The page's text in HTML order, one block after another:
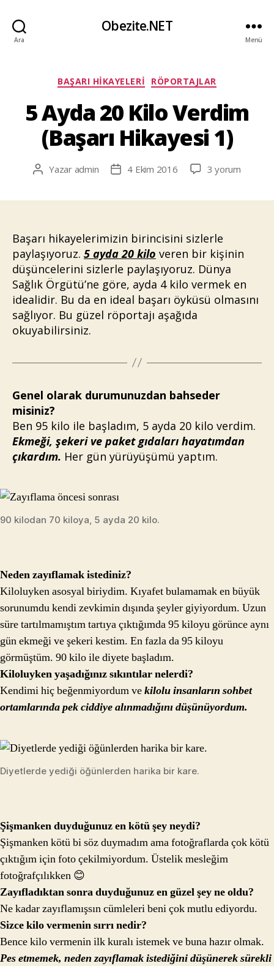
Ara
Obezite.NET
Menü
Kategoriler
BAŞARI HIKAYELERI RÖPORTAJLAR
5 Ayda 20 Kilo Verdim
(Başarı Hikayesi 1)
Yazının
Yazar admin
Yazı4 Ekim 2016
5
(Başarı
Hikayesi
1)
için
3 yorum
Başarı hikayelerimizin birincisini sizlerle
paylaşıyoruz. 5 ayda 20 kilo veren bir kişinin
düşüncelerini sizlerle paylaşıyoruz. Dünya
Sağlık Örgütü’ne göre, ayda 4 kilo vermek en
idealidir. Bu da en ideal başarı öyküsü olmasını
sağlıyor. Bu güzel röportajı aşağıda
okuyabilirsiniz.
Genel olarak durumunuzdan bahseder
misiniz?
Ben 95 kilo ile başladım, 5 ayda 20 kilo verdim.
Ekmeği, şekeri ve paket gıdaları hayatımdan
çıkardım. Her gün yürüyüşümü yaptım.
90 kilodan 70 kiloya, 5 ayda 20 kilo.
Neden zayıflamak istediniz?
Kiloluyken asosyal biriydim. Kıyafet bulamamak en büyük
sorunumdu kendi zevkimin dışında şeyler giyiyordum. Uzun
süre tartılmamıştım tartıya çıktığımda 95 kiloyu görünce aynı
gün ekmeği ve şekeri kestim. En fazla da 95 kiloyu
görmüştüm. 90 kilo ile diyete başladım.
Kiloluyken yaşadığınız sıkıntılar nelerdi?
Kendimi hiç beğenmiyordum vekilolu insanların sohbet
ortamlarında pek ciddiye alınmadığını düşünüyordum.
Diyetlerde yediği öğünlerden harika bir kare.
Şişmanken duyduğunuz en kötü şey neydi?
Şişmanken kötü bi söz duymadım ama fotoğraflarda çok kötü
çıktığım için foto çekilmiyordum. Üstelik mesleğim
fotoğrafçılıkken 😊
Zayıfladıktan sonra duyduğunuz en güzel şey ne oldu?
Ne kadar zayıflamışsın cümleleri beni çok mutlu ediyordu.
Sizce kilo vermenin sırrı nedir?
Bence kilo vermenin ilk kuralı istemek ve buna hazır olmak.
Pes etmemek, neden zayıflamak istediğini düşünerek sürekli